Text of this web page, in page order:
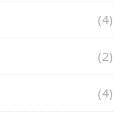
(4)
(2)
(4)